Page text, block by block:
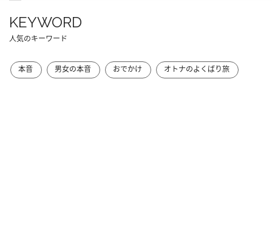
KEYWORD
人気のキーワード
本音 男女の本音 おでかけ オトナのよくばり旅